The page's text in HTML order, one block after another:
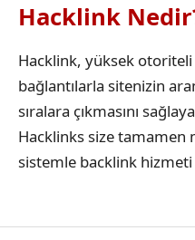
Hacklink
Hacklink, yüksek otoriteli
bağlantılarla sitenizin
sıralara çıkmasını
Hacklinks size tamamen
sistemle backlink hizmeti